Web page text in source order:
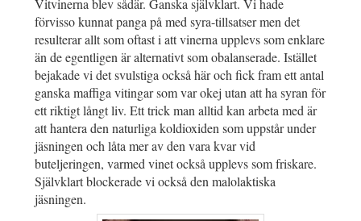
Vitvinerna blev sådär. Ganska självklart. Vi hade
förvisso kunnat panga på med syra-tillsatser men det
resulterar allt som oftast i att vinerna upplevs som enklare
än de egentligen är alternativt som obalanserade. Istället
bejakade vi det svulstiga också här och fick fram ett antal
ganska maffiga vitingar som var okej utan att ha syran för
ett riktigt långt liv. Ett trick man alltid kan arbeta med är
att hantera den naturliga koldioxiden som uppstår under
jäsningen och låta mer av den vara kvar vid
buteljeringen, varmed vinet också upplevs som friskare.
Självklart blockerade vi också den malolaktiska
jäsningen.